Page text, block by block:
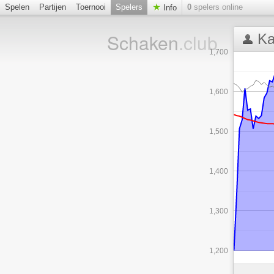
Spelen Partijen Toernooi Spelers Info 0 spelers online
Schaken.club
1,200
1,300
1,400
1,500
1,600
1,700